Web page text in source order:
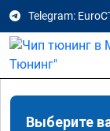
Telegram:
Выберите